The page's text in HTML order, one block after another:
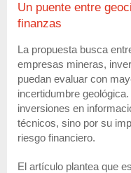
Un puente entre
finanzas
La propuesta busca
empresas mineras,
puedan evaluar con
incertidumbre
inversiones en
técnicos, sino por su
riesgo financiero.
El artículo plantea que